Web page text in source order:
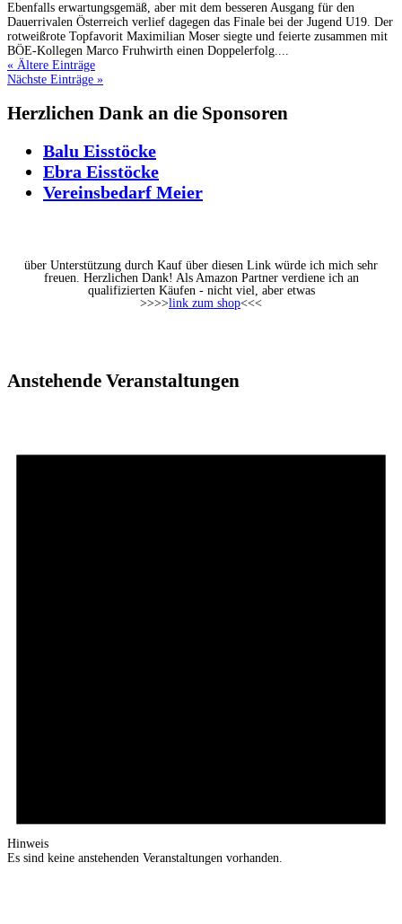
Ebenfalls erwartungsgemäß, aber mit dem besseren Ausgang für den
Dauerrivalen Österreich verlief dagegen das Finale bei der Jugend U19. Der
rotweißrote Topfavorit Maximilian Moser siegte und feierte zusammen mit
BÖE-Kollegen Marco Fruhwirth einen Doppelerfolg....
« Ältere Einträge
Nächste Einträge »
Herzlichen Dank an die Sponsoren
Balu Eisstöcke
Ebra Eisstöcke
Vereinsbedarf Meier
über Unterstützung durch Kauf über diesen Link würde ich mich sehr
freuen. Herzlichen Dank! Als Amazon Partner verdiene ich an
qualifizierten Käufen - nicht viel, aber etwas
>>>>link zum shop<<<
Anstehende Veranstaltungen
Hinweis
Es sind keine anstehenden Veranstaltungen vorhanden.